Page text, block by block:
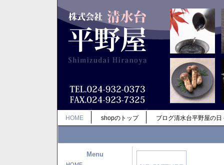
HOME shopのトップ ブログ清水台平野屋の日
Menu